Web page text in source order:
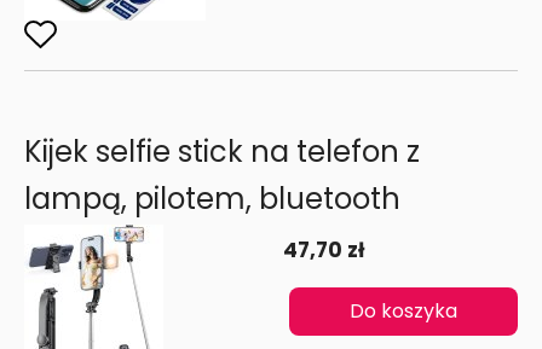
Kijek selfie stick na telefon z
lampą, pilotem, bluetooth
47,70 zł
Do koszyka